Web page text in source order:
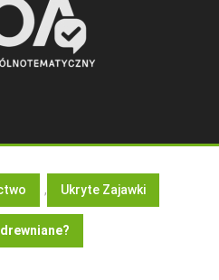
, Ukryte Zajawki